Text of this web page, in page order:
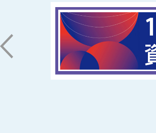
71005 台南市永康區南台街一號
06-2533131 ext. 7101
ic@stust.edu.tw
辦公時間